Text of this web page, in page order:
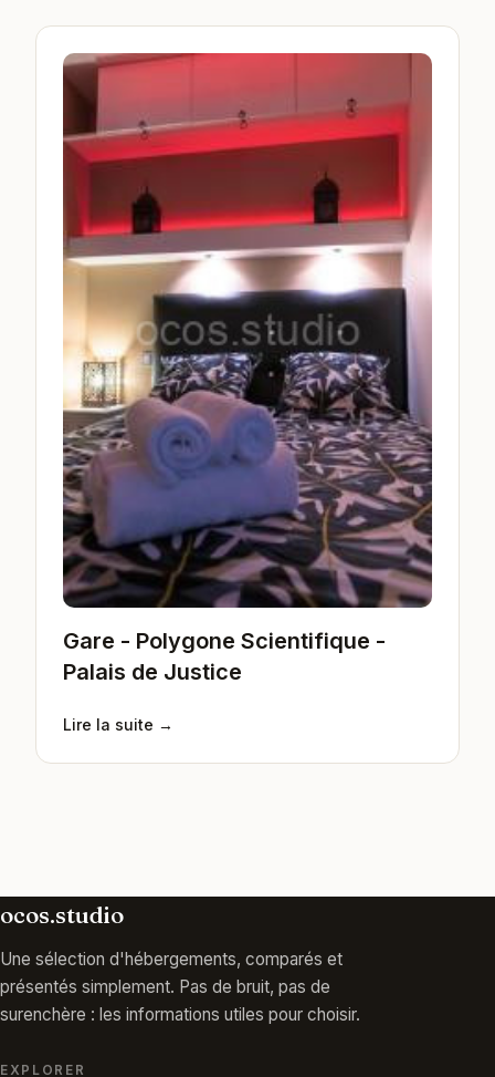
Gare - Polygone Scientifique -
Palais de Justice
Lire la suite →
ocos.studio
Une sélection d'hébergements, comparés et
présentés simplement. Pas de bruit, pas de
surenchère : les informations utiles pour choisir.
EXPLORER